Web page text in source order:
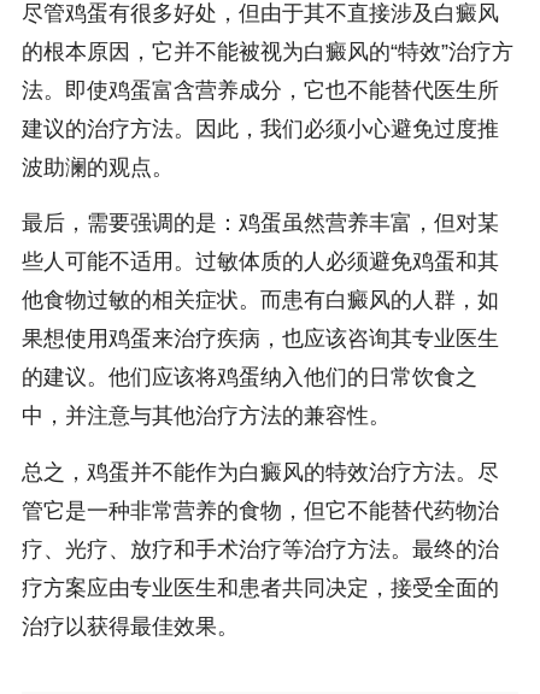
尽管鸡蛋有很多好处，但由于其不直接涉及白癜风
的根本原因，它并不能被视为白癜风的“特效”治疗方
法。即使鸡蛋富含营养成分，它也不能替代医生所
建议的治疗方法。因此，我们必须小心避免过度推
波助澜的观点。
最后，需要强调的是：鸡蛋虽然营养丰富，但对某
些人可能不适用。过敏体质的人必须避免鸡蛋和其
他食物过敏的相关症状。而患有白癜风的人群，如
果想使用鸡蛋来治疗疾病，也应该咨询其专业医生
的建议。他们应该将鸡蛋纳入他们的日常饮食之
中，并注意与其他治疗方法的兼容性。
总之，鸡蛋并不能作为白癜风的特效治疗方法。尽
管它是一种非常营养的食物，但它不能替代药物治
疗、光疗、放疗和手术治疗等治疗方法。最终的治
疗方案应由专业医生和患者共同决定，接受全面的
治疗以获得最佳效果。